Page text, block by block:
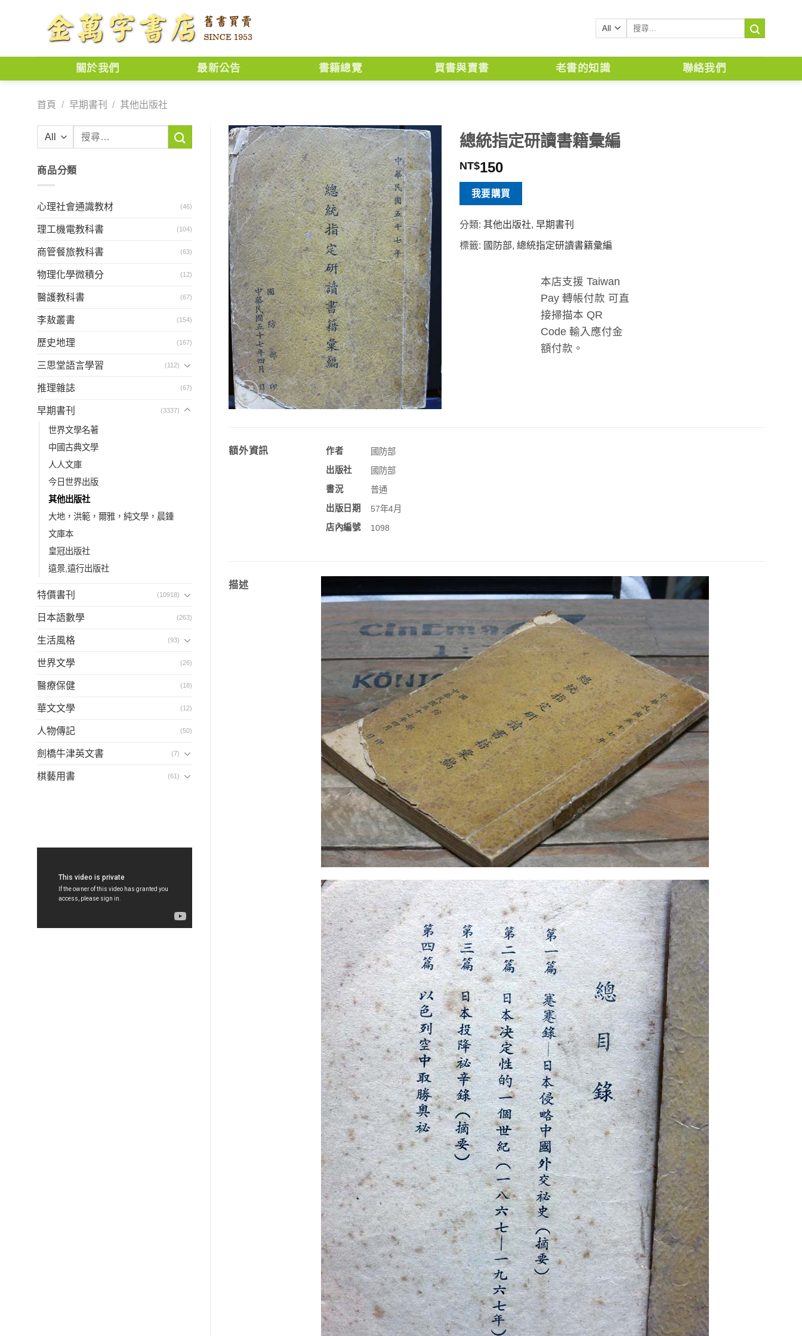
搜
鍵
關於我們 最新公告 書籍總覽 買書與賣書 老書的知識 聯絡我們
首頁 / 早期書刊 / 其他出版社
鍵
商品分類
心理社會通識教材 (46)
理工機電教科書 (104)
商管餐旅教科書 (63)
物理化學微積分 (12)
醫護教科書 (67)
李敖叢書 (154)
歷史地理 (167)
三思堂語言學習 (112)
推理雜誌 (67)
早期書刊 (3337)
世界文學名著
中國古典文學
人人文庫
今日世界出版
其他出版社
大地，洪範，爾雅，純文學，晨鍾
文庫本
皇冠出版社
遠景,遠行出版社
特價書刊 (10918)
日本語數學 (263)
生活風格 (93)
世界文學 (26)
醫療保健 (18)
華文文學 (12)
人物傳記 (50)
劍橋牛津英文書 (7)
棋藝用書 (61)
總統指定研讀書籍彙編
NT$150
我要購買
分類:其他出版社,早期書刊
標籤: 國防部,總統指定研讀書籍彙編
本店支援 Taiwan
Pay 轉帳付款 可直
接掃描本 QR
Code 輸入應付金
額付款。
額外資訊 作者
國防部
出版社
國防部
書況
普通
出版日期
57年4月
店內編號
1098
描述